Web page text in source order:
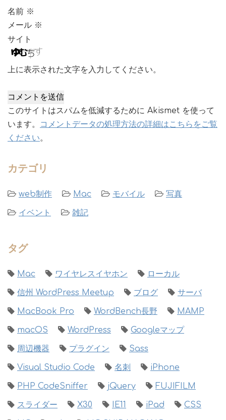
名前 ※
メール ※
サイト
上に表示された文字を入力してください。
このサイトはスパムを低減するために Akismet を使って
います。
コメントデータの処理方法の詳細はこちらをご覧
ください。
カテゴリ
web制作 Mac モバイル 写真
イベント 雑記
タグ
Mac ワイヤレスイヤホン ローカル
信州 WordPress Meetup ブログ サーバ
MacBook Pro WordBench長野 MAMP
macOS WordPress Googleマップ
周辺機器 プラグイン Sass
Visual Studio Code 名刺 iPhone
PHP CodeSniffer jQuery FUJIFILM
スライダー X30 IE11 iPad CSS